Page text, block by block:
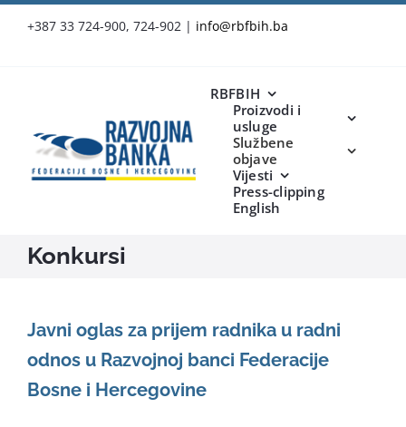
+387 33 724-900, 724-902 | info@rbfbih.ba
RBFBIH
Proizvodi i
usluge
Službene
objave
Vijesti
Press-clipping
English
Konkursi
Javni oglas za prijem radnika u radni
odnos u Razvojnoj banci Federacije
Bosne i Hercegovine